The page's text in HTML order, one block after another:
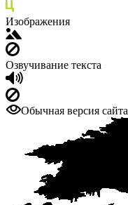
Изображения
Озвучивание текста
Обычная версия сайта